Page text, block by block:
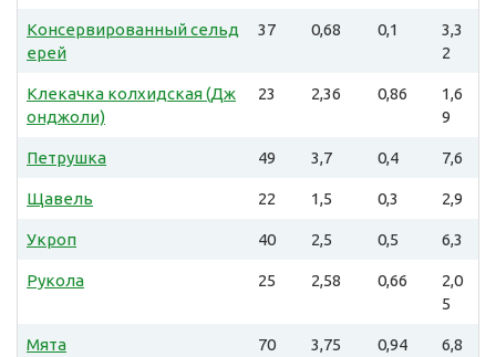
Консервированный сельд
ерей
37 0,68 0,1
3,3
2
Клекачка колхидская (Дж
онджоли)
23 2,36 0,86
1,6
9
Петрушка 49 3,7 0,4 7,6
Щавель 22 1,5 0,3 2,9
Укроп 40 2,5 0,5 6,3
Рукола 25 2,58 0,66
2,0
5
Мята 70 3,75 0,94
6,8